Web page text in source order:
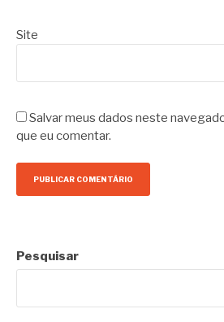
Site
Salvar meus dados neste
que eu comentar.
Pesquisar